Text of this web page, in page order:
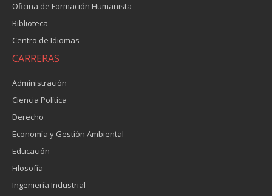
Oficina de Formación Humanista
Biblioteca
Centro de Idiomas
CARRERAS
Administración
Ciencia Política
Derecho
Economía y Gestión Ambiental
Educación
Filosofía
Ingeniería Industrial